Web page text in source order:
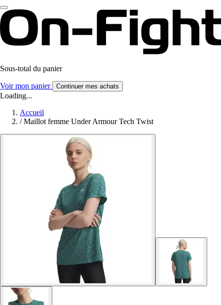
Sous-total du panier
Voir mon panier Continuer mes achats
Loading...
Accueil
/ Maillot femme Under Armour Tech Twist